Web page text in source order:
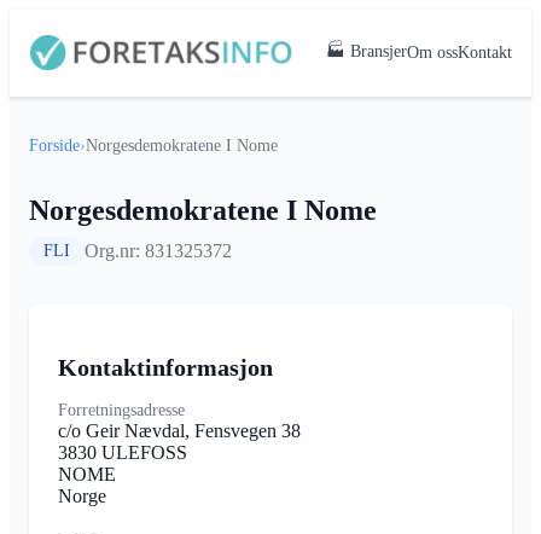
🏭 BransjerOm ossKontakt
Forside›Norgesdemokratene I Nome
Norgesdemokratene I Nome
FLI Org.nr: 831325372
Kontaktinformasjon
Forretningsadresse
c/o Geir Nævdal, Fensvegen 38
3830 ULEFOSS
NOME
Norge